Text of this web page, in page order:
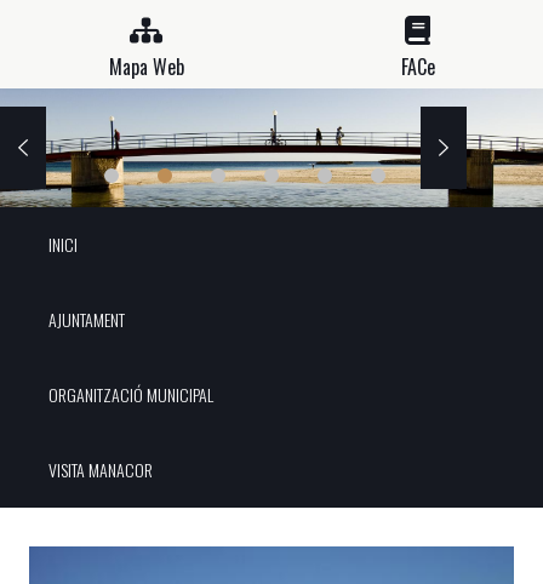
Mapa Web FACe
INICI
AJUNTAMENT
ORGANITZACIÓ MUNICIPAL
VISITA MANACOR